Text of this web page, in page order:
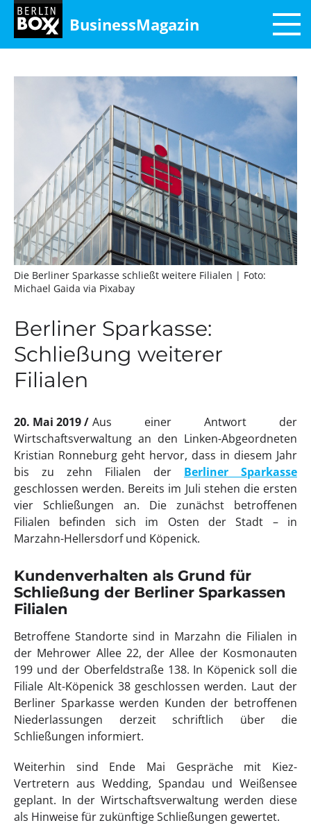
BusinessMagazin
Die Berliner Sparkasse schließt weitere Filialen | Foto:
Michael Gaida via Pixabay
Berliner Sparkasse:
Schließung weiterer
Filialen
20. Mai 2019
Aus einer Antwort der
Wirtschaftsverwaltung an den Linken-Abgeordneten
Kristian Ronneburg geht hervor, dass in diesem Jahr
bis zu zehn Filialen der Berliner Sparkasse
geschlossen werden. Bereits im Juli stehen die ersten
vier Schließungen an. Die zunächst betroffenen
Filialen befinden sich im Osten der Stadt – in
Marzahn-Hellersdorf und Köpenick.
Kundenverhalten als Grund für
Schließung der Berliner Sparkassen
Filialen
Betroffene Standorte sind in Marzahn die Filialen in
der Mehrower Allee 22, der Allee der Kosmonauten
199 und der Oberfeldstraße 138. In Köpenick soll die
Filiale Alt-Köpenick 38 geschlossen werden. Laut der
Berliner Sparkasse werden Kunden der betroffenen
Niederlassungen derzeit schriftlich über die
Schließungen informiert.
Weiterhin sind Ende Mai Gespräche mit Kiez-
Vertretern aus Wedding, Spandau und Weißensee
geplant. In der Wirtschaftsverwaltung werden diese
als Hinweise für zukünftige Schließungen gewertet.